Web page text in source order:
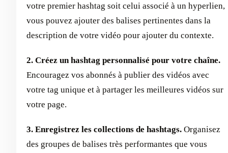
votre premier hashtag soit celui associé à un hyperlien,
vous pouvez ajouter des balises pertinentes dans la
description de votre vidéo pour ajouter du contexte.
2. Créez un hashtag personnalisé pour votre chaîne.
Encouragez vos abonnés à publier des vidéos avec
votre tag unique et à partager les meilleures vidéos sur
votre page.
3. Enregistrez les collections de hashtags. Organisez
des groupes de balises très performantes que vous